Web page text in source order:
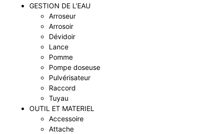
GESTION DE L’EAU
Arroseur
Arrosoir
Dévidoir
Lance
Pomme
Pompe doseuse
Pulvérisateur
Raccord
Tuyau
OUTIL ET MATERIEL
Accessoire
Attache